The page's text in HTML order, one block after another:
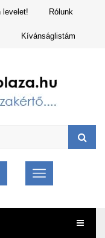
levelet! Rólunk
Kívánságlistám